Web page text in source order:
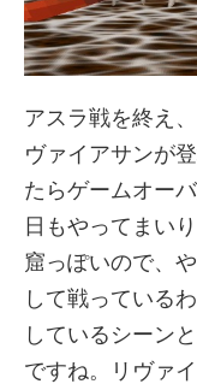
アスラ戦を終え
ヴァイアサンが
たらゲームオー
日もやってまい
窟っぽいので、
して戦っている
しているシーン
ですね。リヴァ